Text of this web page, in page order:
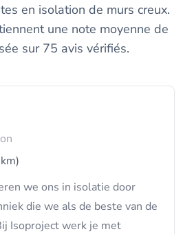
en isolation de murs creux.
une note moyenne de
sur 75 avis vérifiés.
we ons in isolatie door
die we als de beste van de
Isoproject werk je met